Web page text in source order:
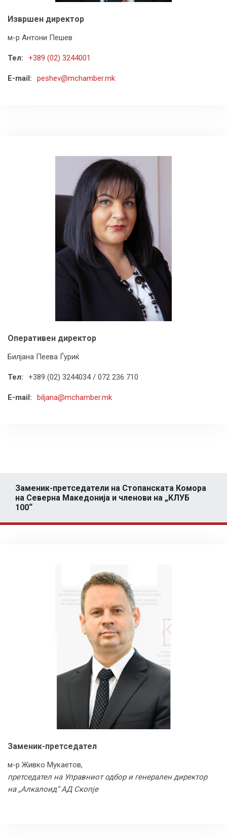
Извршен директор
м-р Антони Пешев
Тел: +389 (02) 3244001
E-mail: peshev@mchamber.mk
Оперативен директор
Билјана Пеева Ѓуриќ
Тел: +389 (02) 3244034 / 072 236 710
E-mail: biljana@mchamber.mk
Заменик-претседатели на Стопанската Комора
на Северна Македонија и членови на „КЛУБ
100“
Заменик-претседател
м-р Живко Мукаетов,
претседател на Управниот одбор и генерален директор
на „Алкалоид“ АД Скопје